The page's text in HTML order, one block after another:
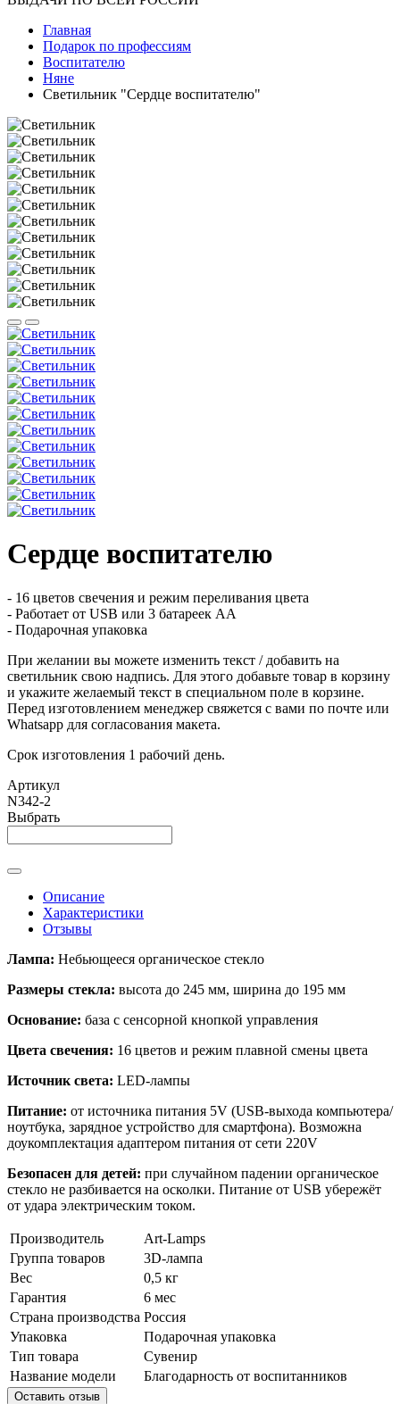
Главная
Подарок по профессиям
Воспитателю
Няне
Светильник "Сердце воспитателю"
Сердце воспитателю
- 16 цветов свечения и режим переливания цвета
- Работает от USB или 3 батареек АА
- Подарочная упаковка
При желании вы можете изменить текст / добавить на
светильник свою надпись. Для этого добавьте товар в корзину
и укажите желаемый текст в специальном поле в корзине.
Перед изготовлением менеджер свяжется с вами по почте или
Whatsapp для согласования макета.
Срок изготовления 1 рабочий день.
Артикул
N342-2
Выбрать
Описание
Характеристики
Отзывы
Лампа: Небьющееся органическое стекло
Размеры стекла: высота до 245 мм, ширина до 195 мм
Основание: база с сенсорной кнопкой управления
Цвета свечения: 16 цветов и режим плавной смены цвета
Источник света: LED-лампы
Питание: от источника питания 5V (USB-выхода компьютера/
ноутбука, зарядное устройство для смартфона). Возможна
доукомплектация адаптером питания от сети 220V
Безопасен для детей: при случайном падении органическое
стекло не разбивается на осколки. Питание от USB убережёт
от удара электрическим током.
Производитель
Art-Lamps
Группа товаров
3D-лампа
Вес
0,5 кг
Гарантия
6 мес
Страна производства Россия
Упаковка
Подарочная упаковка
Тип товара
Сувенир
Название модели
Благодарность от воспитанников
Оставить отзыв